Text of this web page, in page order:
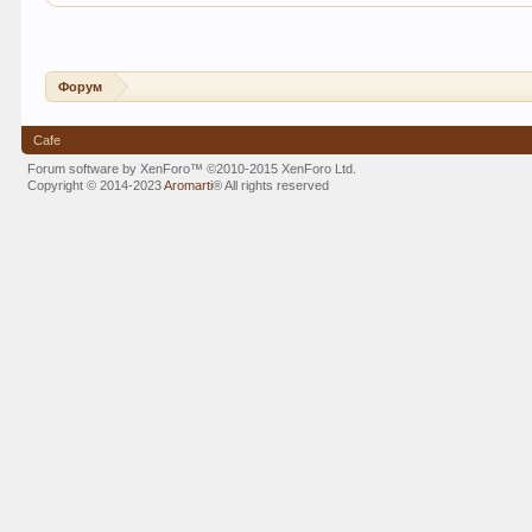
Форум
Cafe
Forum software by XenForo™©2010-2015 XenForo Ltd.
Copyright © 2014-2023Aromarti®All rights reserved